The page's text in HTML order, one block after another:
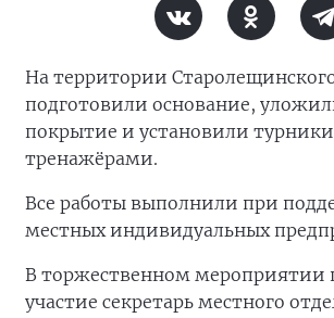
На территории
подготовили основание,
покрытие и установили
тренажёрами.
Все работы выполнили при
местных индивидуальных
В торжественном мероприятии
участие секретарь местного